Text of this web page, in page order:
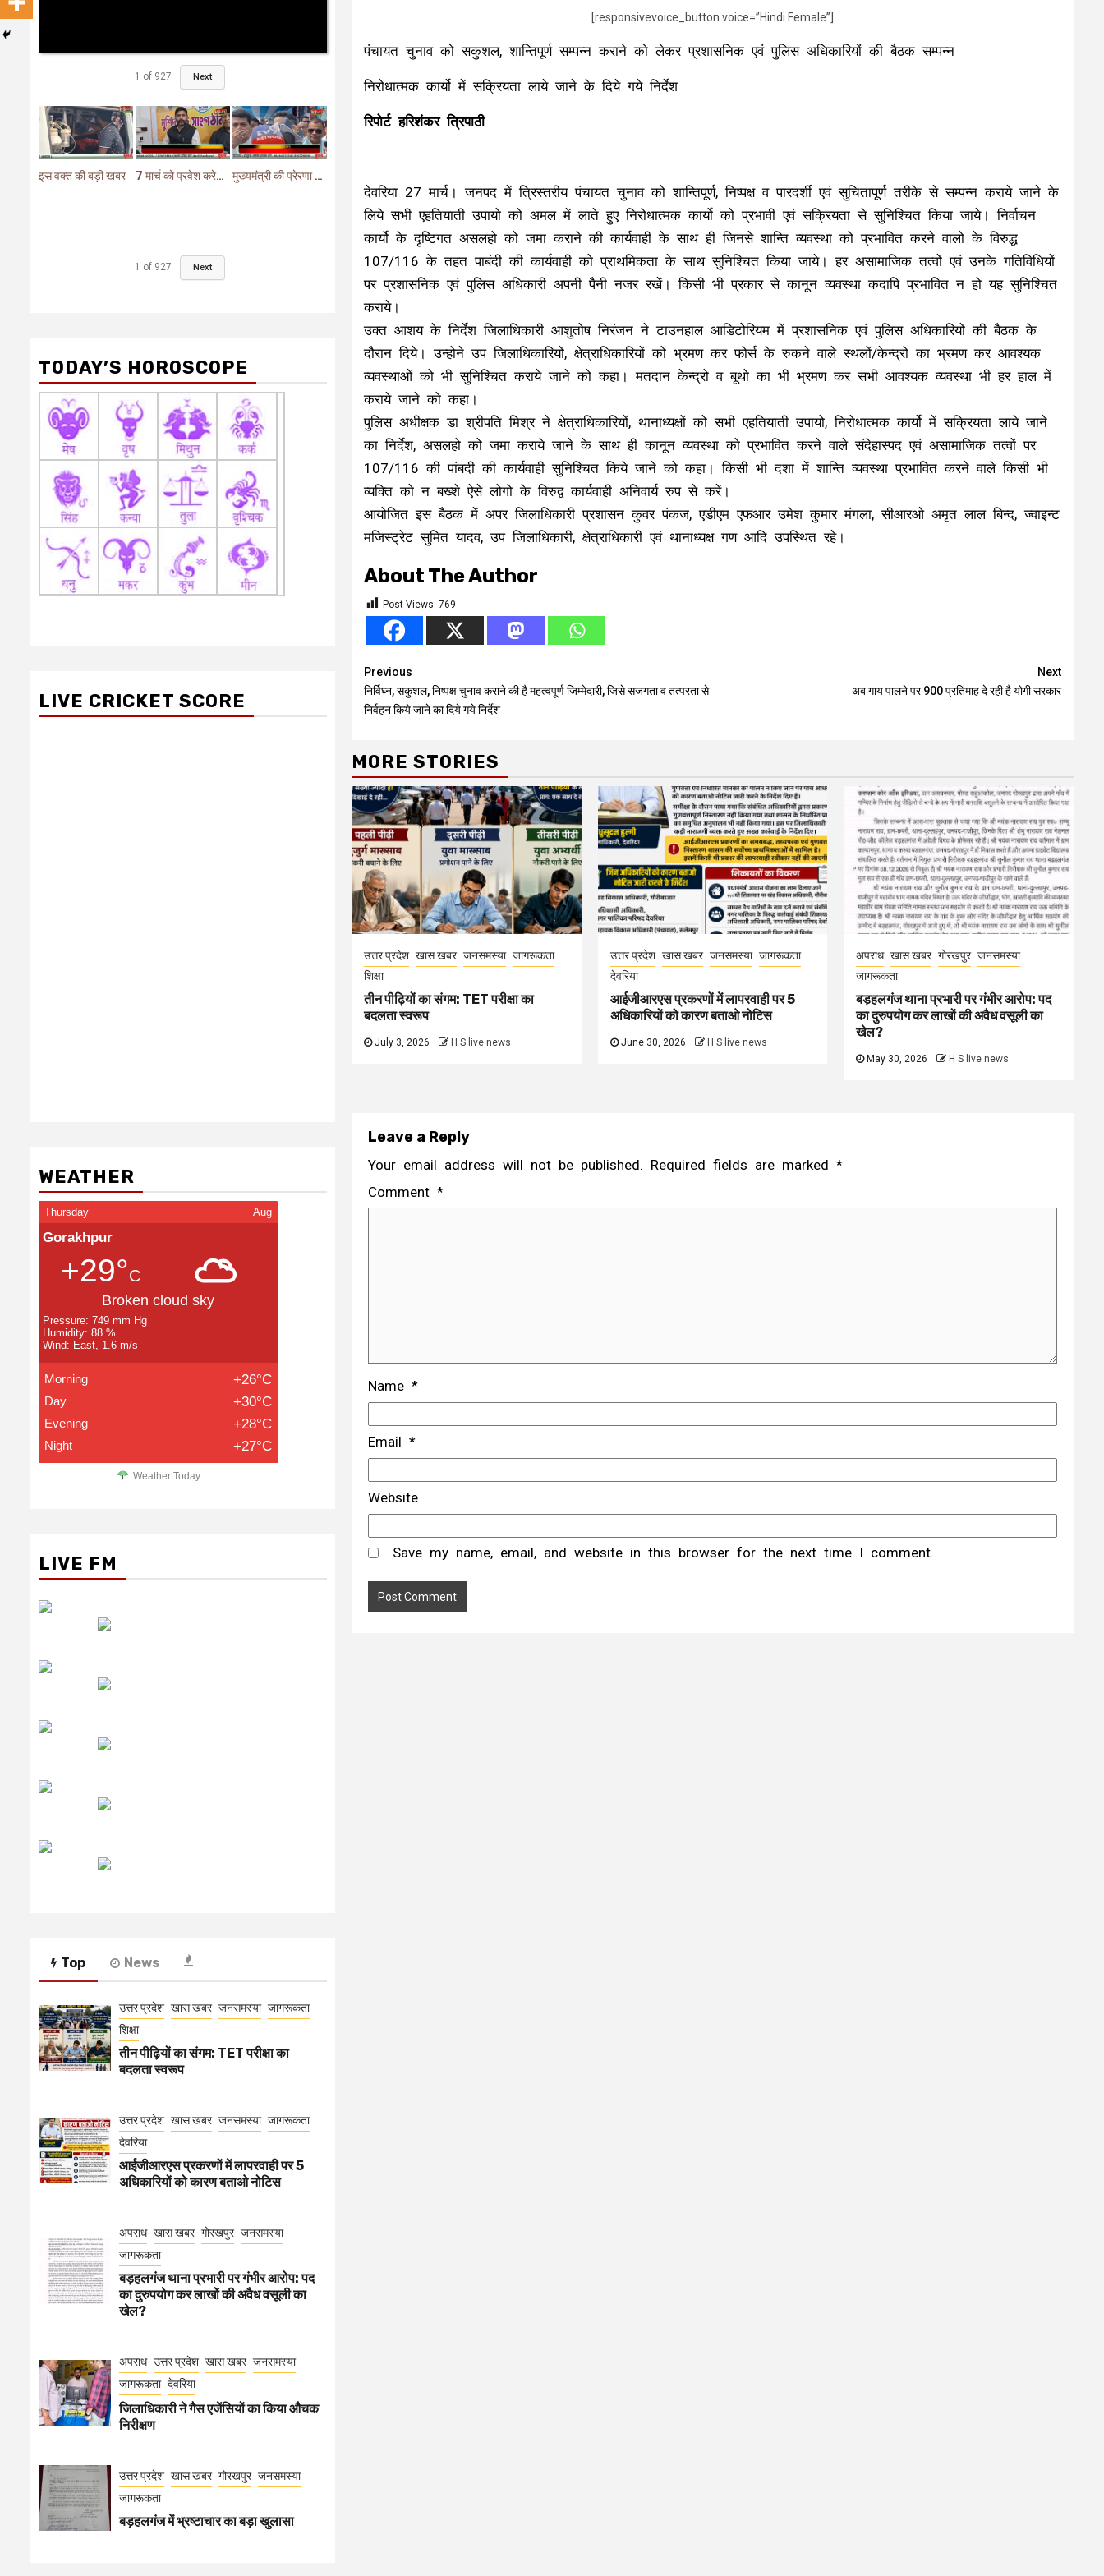
[responsivevoice_button voice=”Hindi Female”]
पंचायत चुनाव को सकुशल, शान्तिपूर्ण सम्पन्न कराने को लेकर प्रशासनिक एवं पुलिस अधिकारियों की बैठक सम्पन्न
निरोधात्मक कार्यो में सक्रियता लाये जाने के दिये गये निर्देश
रिपोर्ट हरिशंकर त्रिपाठी
देवरिया 27 मार्च। जनपद में त्रिस्तरीय पंचायत चुनाव को शान्तिपूर्ण, निष्पक्ष व पारदर्शी एवं सुचितापूर्ण तरीके से सम्पन्न कराये जाने के
लिये सभी एहतियाती उपायो को अमल में लाते हुए निरोधात्मक कार्यो को प्रभावी एवं सक्रियता से सुनिश्चित किया जाये। निर्वाचन
कार्यो के दृष्टिगत असलहो को जमा कराने की कार्यवाही के साथ ही जिनसे शान्ति व्यवस्था को प्रभावित करने वालो के विरुद्ध
107/116 के तहत पाबंदी की कार्यवाही को प्राथमिकता के साथ सुनिश्चित किया जाये। हर असामाजिक तत्वों एवं उनके गतिविधियों
पर प्रशासनिक एवं पुलिस अधिकारी अपनी पैनी नजर रखें। किसी भी प्रकार से कानून व्यवस्था कदापि प्रभावित न हो यह सुनिश्चित
कराये।
उक्त आशय के निर्देश जिलाधिकारी आशुतोष निरंजन ने टाउनहाल आडिटोेरियम में प्रशासनिक एवं पुलिस अधिकारियों की बैठक के
दौरान दिये। उन्होने उप जिलाधिकारियों, क्षेत्राधिकारियों को भ्रमण कर फोर्स के रुकने वाले स्थलों/केन्द्रो का भ्रमण कर आवश्यक
व्यवस्थाओं को भी सुनिश्चित कराये जाने को कहा। मतदान केन्द्रो व बूथो का भी भ्रमण कर सभी आवश्यक व्यवस्था भी हर हाल में
कराये जाने को कहा।
पुलिस अधीक्षक डा श्रीपति मिश्र ने क्षेत्राधिकारियों, थानाध्यक्षों को सभी एहतियाती उपायो, निरोधात्मक कार्यो में सक्रियता लाये जाने
का निर्देश, असलहो को जमा कराये जाने के साथ ही कानून व्यवस्था को प्रभावित करने वाले संदेहास्पद एवं असामाजिक तत्वों पर
107/116 की पांबदी की कार्यवाही सुनिश्चित किये जाने को कहा। किसी भी दशा में शान्ति व्यवस्था प्रभावित करने वाले किसी भी
व्यक्ति को न बख्शे ऐसे लोगो के विरुद्व कार्यवाही अनिवार्य रुप से करें।
आयोजित इस बैठक में अपर जिलाधिकारी प्रशासन कुवर पंकज, एडीएम एफआर उमेश कुमार मंगला, सीआरओ अमृत लाल बिन्द, ज्वाइन्ट
मजिस्ट्रेट सुमित यादव, उप जिलाधिकारी, क्षेत्राधिकारी एवं थानाध्यक्ष गण आदि उपस्थित रहे।
About The Author
Post Views: 769
Continue
Reading
Previous
निर्विघ्न, सकुशल, निष्पक्ष चुनाव कराने की है महत्वपूर्ण जिम्मेदारी, जिसे सजगता व तत्परता से
निर्वहन किये जाने का दिये गये निर्देश
Next
अब गाय पालने पर ₹900 प्रतिमाह दे रही है योगी सरकार
MORE STORIES
उत्तर प्रदेश खास खबर जनसमस्या जागरूकता
शिक्षा
तीन पीढ़ियों का संगम: TET परीक्षा का
बदलता स्वरूप
July 3, 2026 H S live news
उत्तर प्रदेश खास खबर जनसमस्या जागरूकता
देवरिया
आईजीआरएस प्रकरणों में लापरवाही पर 5
अधिकारियों को कारण बताओ नोटिस
June 30, 2026 H S live news
अपराध खास खबर गोरखपुर जनसमस्या
जागरूकता
बड़हलगंज थाना प्रभारी पर गंभीर आरोप: पद
का दुरुपयोग कर लाखों की अवैध वसूली का
खेल?
May 30, 2026 H S live news
Leave a Reply
Your email address will not be published. Required fields are marked *
Comment *
Name *
Email *
Website
Save my name, email, and website in this browser for the next time I comment.
1 of 927 Next
इस वक्त की बड़ी खबर 7 मार्च को प्रवेश करेगा मुर्शिदाबाद में बीजेपी का परिवर्तन यात्रा रथ मुख्यमंत्री की प्रेरणा से दो महत्वपूर्ण योजनाओं का हुआ शिलान्यास
1 of 927 Next
TODAY’S HOROSCOPE
LIVE CRICKET SCORE
WEATHER
Thursday Aug
Gorakhpur
+29°C
Broken cloud sky
Pressure: 749 mm Hg
Humidity: 88 %
Wind: East, 1.6 m/s
Morning +26°C
Day +30°C
Evening +28°C
Night +27°C
Weather Today
LIVE FM
Top News
उत्तर प्रदेश खास खबर जनसमस्या जागरूकता
शिक्षा
तीन पीढ़ियों का संगम: TET परीक्षा का
बदलता स्वरूप
उत्तर प्रदेश खास खबर जनसमस्या जागरूकता
देवरिया
आईजीआरएस प्रकरणों में लापरवाही पर 5
अधिकारियों को कारण बताओ नोटिस
अपराध खास खबर गोरखपुर जनसमस्या
जागरूकता
बड़हलगंज थाना प्रभारी पर गंभीर आरोप: पद
का दुरुपयोग कर लाखों की अवैध वसूली का
खेल?
अपराध उत्तर प्रदेश खास खबर जनसमस्या
जागरूकता देवरिया
जिलाधिकारी ने गैस एजेंसियों का किया औचक
निरीक्षण
उत्तर प्रदेश खास खबर गोरखपुर जनसमस्या
जागरूकता
बड़हलगंज में भ्रष्टाचार का बड़ा खुलासा